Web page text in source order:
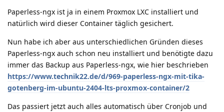
Paperless-ngx ist ja in einem Proxmox LXC installiert und
natürlich wird dieser Container täglich gesichert.
Nun habe ich aber aus unterschiedlichen Gründen dieses
Paperless-ngx auch schon neu installiert und benötigte dazu
immer das Backup aus Paperless-ngx, wie hier beschrieben
https://www.technik22.de/d/969-paperless-ngx-mit-tika-
gotenberg-im-ubuntu-2404-lts-proxmox-container/2
Das passiert jetzt auch alles automatisch über Cronjob und